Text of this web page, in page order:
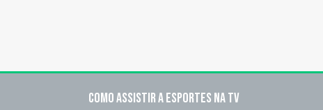
Como assistir a esportes na TV